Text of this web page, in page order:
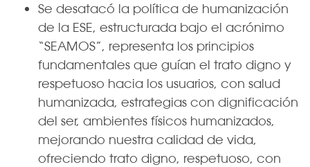
Se desatacó la política de humanización
de la ESE, estructurada bajo el acrónimo
“SEAMOS”, representa los principios
fundamentales que guían el trato digno y
respetuoso hacia los usuarios, con salud
humanizada, estrategias con dignificación
del ser, ambientes físicos humanizados,
mejorando nuestra calidad de vida,
ofreciendo trato digno, respetuoso, con